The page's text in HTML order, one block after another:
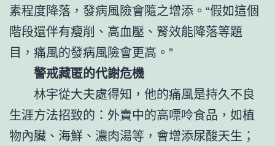
素程度降落，發病風險會隨之增添。“假如這個
階段還伴有瘦削、高血壓、腎效能降落等題
目，痛風的發病風險會更高。”
警戒藏匿的代謝危機
林宇從大夫處得知，他的痛風是持久不良
生涯方法招致的：外賣中的高嘌呤食品，如植
物內臟、海鮮、濃肉湯等，會增添尿酸天生；